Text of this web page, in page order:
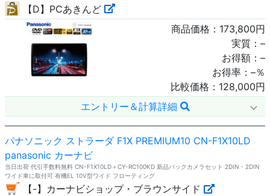
【D】PCあきんど
商品価格： 173,800円
実質： –
お得額： –
お得率： –％
比較価格： 128,000円
エントリー＆計算詳細
パナソニック ストラーダ F1X PREMIUM10 CN-F1X10LD
panasonic カーナビ
当日出荷 代引手数料無料 CN-F1X10LD＋CY-RC100KD 新品バックカメラセット 2DIN・2DIN
ワイド車に取付可 有機EL 10V型ワイド フローティング
【-】カーナビショップ・ブラウンサイド